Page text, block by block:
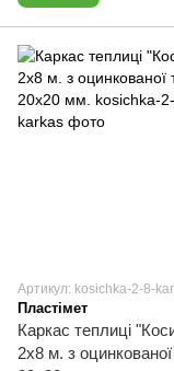
Артикул: kosichka-2-8-
Пластімет
Каркас теплиці
2х8 м. з